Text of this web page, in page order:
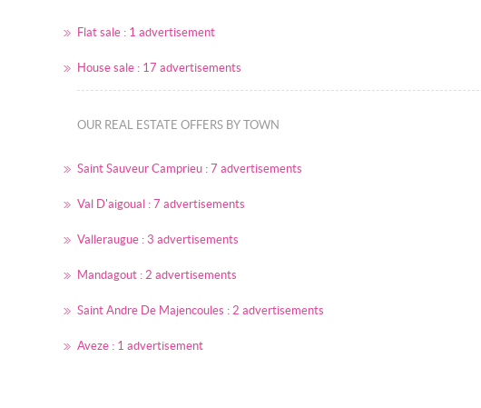
Flat sale : 1 advertisement
House sale : 17 advertisements
OUR REAL ESTATE OFFERS BY TOWN
Saint Sauveur Camprieu : 7 advertisements
Val D'aigoual : 7 advertisements
Valleraugue : 3 advertisements
Mandagout : 2 advertisements
Saint Andre De Majencoules : 2 advertisements
Aveze : 1 advertisement